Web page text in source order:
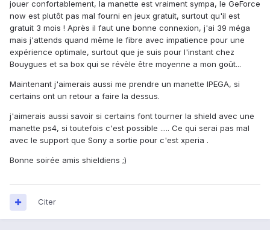
jouer confortablement, la manette est vraiment sympa, le GeForce
now est plutôt pas mal fourni en jeux gratuit, surtout qu'il est
gratuit 3 mois ! Après il faut une bonne connexion, j'ai 39 méga
mais j'attends quand même le fibre avec impatience pour une
expérience optimale, surtout que je suis pour l'instant chez
Bouygues et sa box qui se révèle être moyenne a mon goût...
Maintenant j'aimerais aussi me prendre un manette IPEGA, si
certains ont un retour a faire la dessus.
j'aimerais aussi savoir si certains font tourner la shield avec une
manette ps4, si toutefois c'est possible ..... Ce qui serai pas mal
avec le support que Sony a sortie pour c'est xperia .
Bonne soirée amis shieldiens ;)
Citer